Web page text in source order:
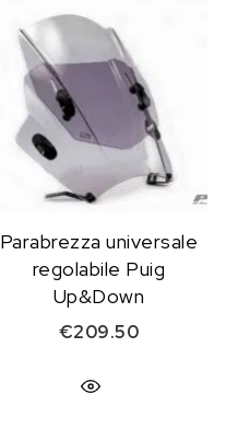
Parabrezza universale
regolabile Puig
Up&Down
€209.50